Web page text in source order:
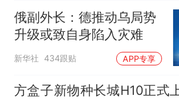
俄副外长：德推动乌局势
升级或致自身陷入灾难
新华社 434跟贴 APP专享
方盒子新物种长城H10正式